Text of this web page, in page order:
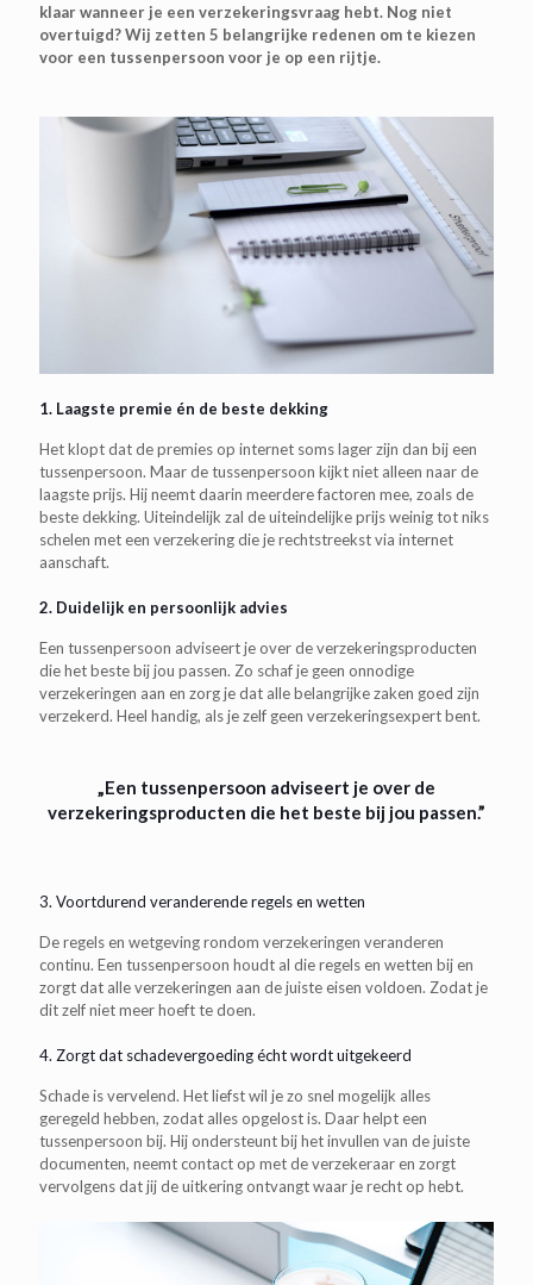
klaar wanneer je een verzekeringsvraag hebt. Nog niet
overtuigd? Wij zetten 5 belangrijke redenen om te kiezen
voor een tussenpersoon voor je op een rijtje.
1. Laagste premie én de beste dekking
Het klopt dat de premies op internet soms lager zijn dan bij een
tussenpersoon. Maar de tussenpersoon kijkt niet alleen naar de
laagste prijs. Hij neemt daarin meerdere factoren mee, zoals de
beste dekking. Uiteindelijk zal de uiteindelijke prijs weinig tot niks
schelen met een verzekering die je rechtstreekst via internet
aanschaft.
2. Duidelijk en persoonlijk advies
Een tussenpersoon adviseert je over de verzekeringsproducten
die het beste bij jou passen. Zo schaf je geen onnodige
verzekeringen aan en zorg je dat alle belangrijke zaken goed zijn
verzekerd. Heel handig, als je zelf geen verzekeringsexpert bent.
„Een tussenpersoon adviseert je over de
verzekeringsproducten die het beste bij jou passen.”
3. Voortdurend veranderende regels en wetten
De regels en wetgeving rondom verzekeringen veranderen
continu. Een tussenpersoon houdt al die regels en wetten bij en
zorgt dat alle verzekeringen aan de juiste eisen voldoen. Zodat je
dit zelf niet meer hoeft te doen.
4. Zorgt dat schadevergoeding écht wordt uitgekeerd
Schade is vervelend. Het liefst wil je zo snel mogelijk alles
geregeld hebben, zodat alles opgelost is. Daar helpt een
tussenpersoon bij. Hij ondersteunt bij het invullen van de juiste
documenten, neemt contact op met de verzekeraar en zorgt
vervolgens dat jij de uitkering ontvangt waar je recht op hebt.